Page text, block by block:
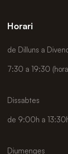
Horari
de Dilluns a
7:30 a 19:30
Dissabtes
de 9:00h a
Diumenges